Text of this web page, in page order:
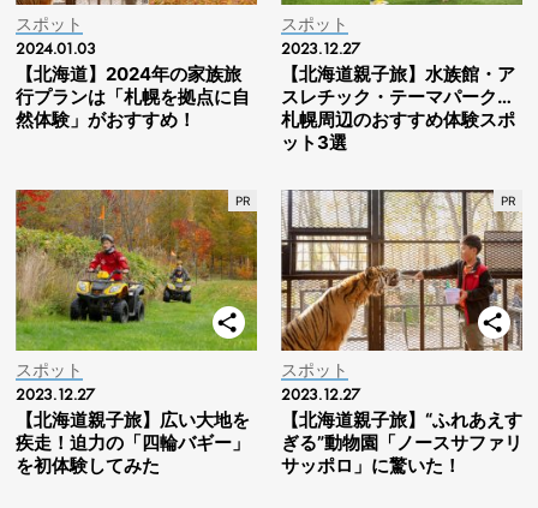
スポット
2024.01.03
【北海道】2024年の家族旅
行プランは「札幌を拠点に自
然体験」がおすすめ！
スポット
2023.12.27
【北海道親子旅】水族館・ア
スレチック・テーマパーク…
札幌周辺のおすすめ体験スポ
ット3選
スポット
2023.12.27
【北海道親子旅】広い大地を
疾走！迫力の「四輪バギー」
を初体験してみた
スポット
2023.12.27
【北海道親子旅】“ふれあえす
ぎる”動物園「ノースサファリ
サッポロ」に驚いた！